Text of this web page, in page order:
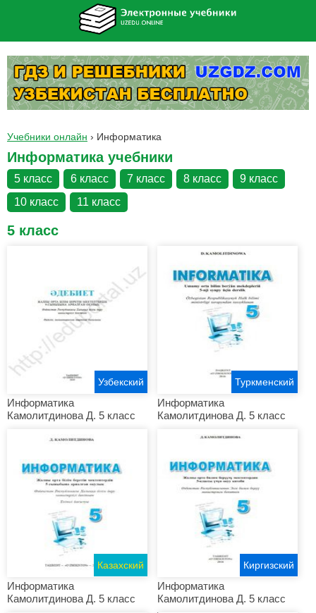
Учебники онлайн › Информатика
Информатика учебники
5 класс 6 класс 7 класс 8 класс
9 класс
10 класс
11 класс
5 класс
Информатика
Камолитдинова Д. 5 класс
Узбекский
Информатика
Камолитдинова Д. 5 класс
Туркменский
Информатика
Камолитдинова Д. 5 класс
Казахский
Информатика
Камолитдинова Д. 5 класс
Киргизский